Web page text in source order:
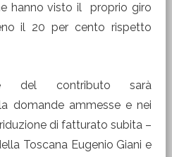
hanno visto il proprio giro
il 20 per cento rispetto
del contributo sarà
domande ammesse e nei
di fatturato subita –
Toscana Eugenio Giani e